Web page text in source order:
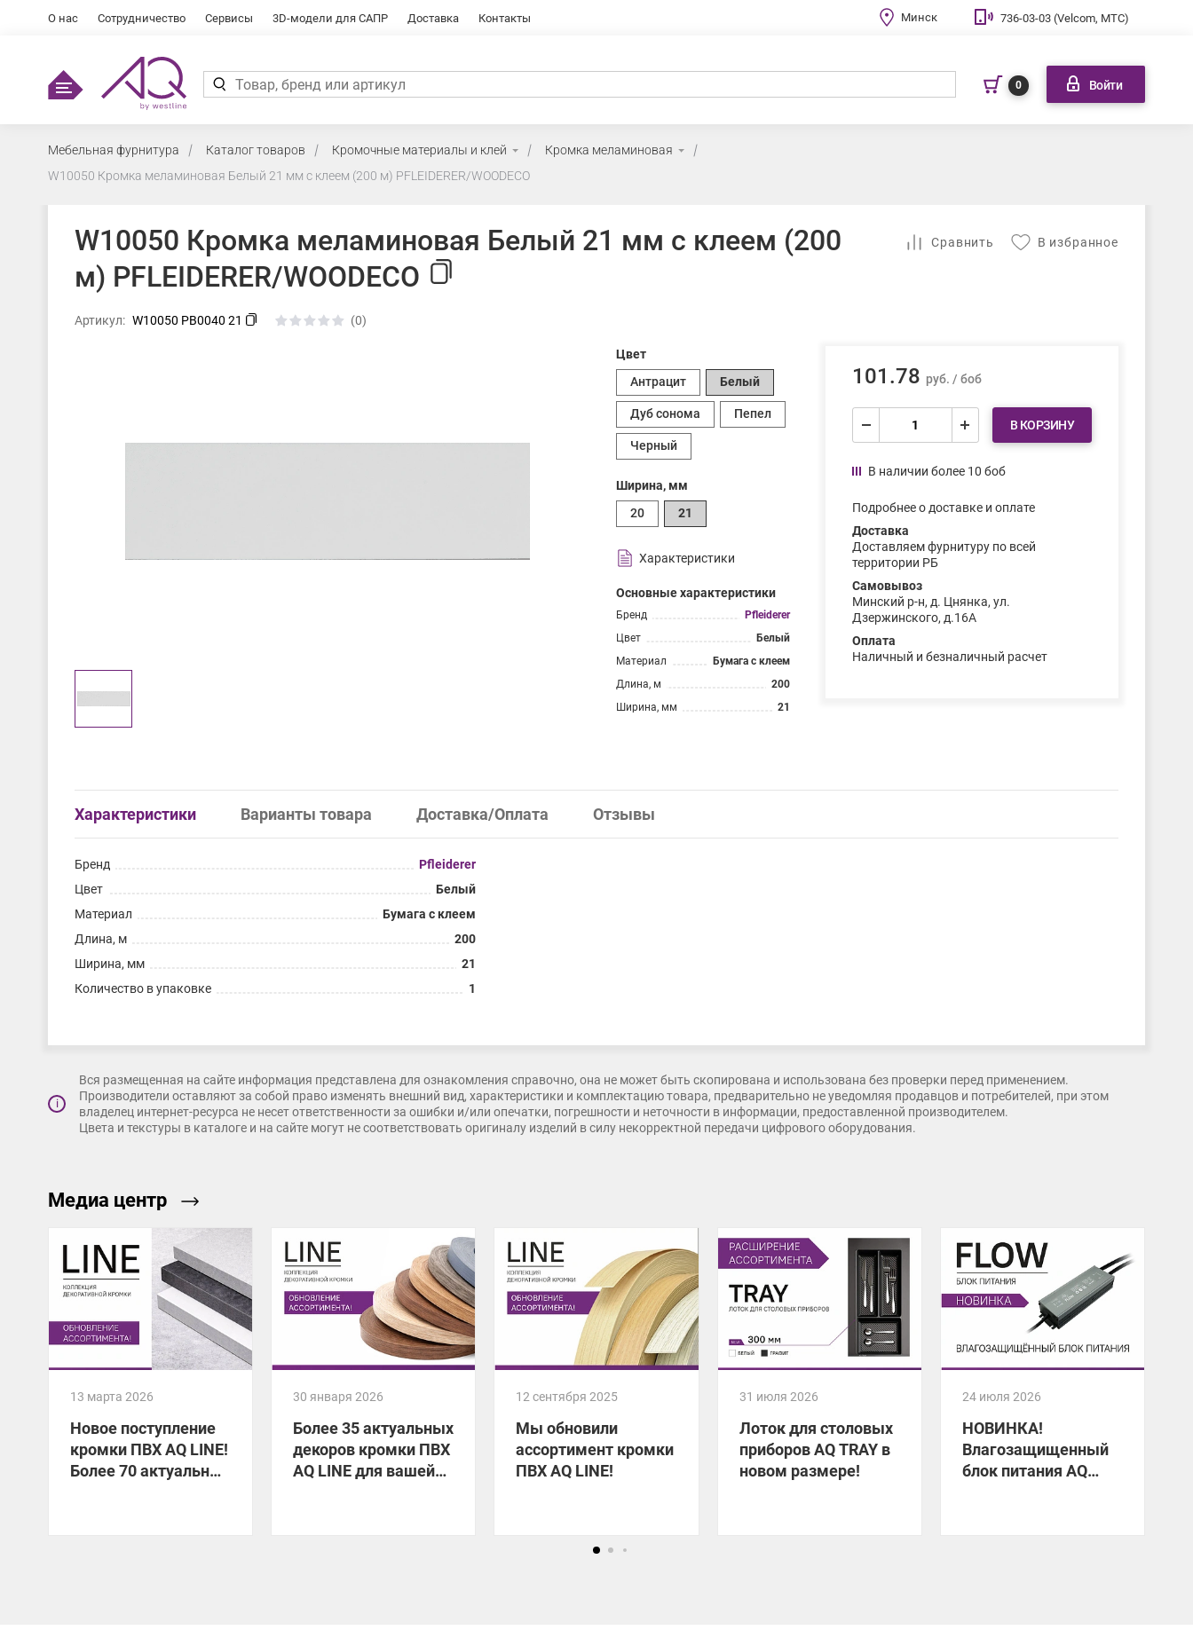
О нас Сотрудничество Сервисы 3D-модели для САПР Доставка Контакты Минск 736-03-03 (Velcom, МТС)
0 Войти
Мебельная фурнитура Каталог товаров Кромочные материалы и клей
Кромка меламиновая
W10050 Кромка меламиновая Белый 21 мм с клеем (200 м) PFLEIDERER/WOODECO
W10050 Кромка меламиновая Белый 21 мм с клеем (200
м) PFLEIDERER/WOODECO
Артикул: W10050 PB0040 21 (0)
В избранное
Cравнить
Цвет
Антрацит
Белый
Дуб сонома Пепел
Черный
Ширина, мм
20
21
Характеристики
Основные характеристики
Бренд
Pfleiderer
Цвет
Белый
Материал
Бумага с клеем
Длина, м
200
Ширина, мм
21
101.78 руб. / боб
В КОРЗИНУ
В наличии более 10 боб
Подробнее о доставке и оплате
Доставка
Доставляем фурнитуру по всей
территории РБ
Самовывоз
Минский р-н, д. Цнянка, ул.
Дзержинского, д.16А
Оплата
Наличный и безналичный расчет
Характеристики Варианты товара Доставка/Оплата Отзывы
Бренд
Pfleiderer
Цвет
Белый
Материал
Бумага с клеем
Длина, м
200
Ширина, мм
21
Количество в упаковке
1
i
Вся размещенная на сайте информация представлена для ознакомления справочно, она не может быть скопирована и использована без проверки перед применением.
Производители оставляют за собой право изменять внешний вид, характеристики и комплектацию товара, предварительно не уведомляя продавцов и потребителей, при этом
владелец интернет-ресурса не несет ответственности за ошибки и/или опечатки, погрешности и неточности в информации, предоставленной производителем.
Цвета и текстуры в каталоге и на сайте могут не соответствовать оригиналу изделий в силу некорректной передачи цифрового оборудования.
Медиа центр
13 марта 2026
Новое поступление
кромки ПВХ AQ LINE!
Более 70 актуальных
30 января 2026
Более 35 актуальных
декоров кромки ПВХ
AQ LINE для вашей
12 сентября 2025
Мы обновили
ассортимент кромки
ПВХ AQ LINE!
31 июля 2026
Лоток для столовых
приборов AQ TRAY в
новом размере!
24 июля 2026
НОВИНКА!
Влагозащищенный
блок питания AQ